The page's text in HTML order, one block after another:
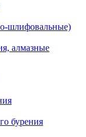
шлифовальные)
алмазные
бурения